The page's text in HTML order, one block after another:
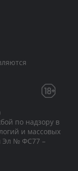
по надзору в
и массовых
Эл № ФС77 –